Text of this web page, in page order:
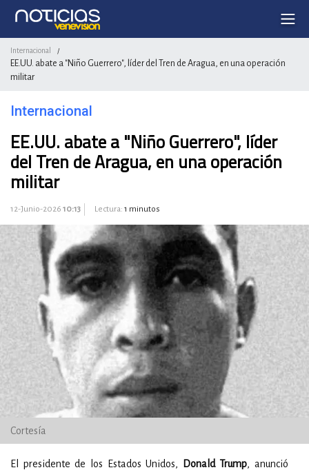
Internacional /
EE.UU. abate a "Niño Guerrero", líder del Tren de Aragua, en una operación
militar
Internacional
EE.UU. abate a "Niño Guerrero", líder
del Tren de Aragua, en una operación
militar
12-Junio-2026 10:13 Lectura: 1 minutos
Cortesía
El presidente de los Estados Unidos, Donald Trump, anunció